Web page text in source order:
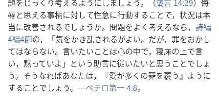
題をじっくり考えるようにしましょう。（箴言 14:29）侮
辱と思える事柄に対して性急に行動することで，状況は本
当に改善されるでしょうか。問題をよく考えるなら， 詩編
4編4節の，「気をかき乱されるがよい。だが，罪をおかし
てはならない。言いたいことは心の中で，寝床の上で言
い，黙っていよ」という助言に従いたいと思うことでしょ
う。そうなればあなたは，『愛が多くの罪を覆う』ように
することでしょう。―ペテロ第一 4:8。